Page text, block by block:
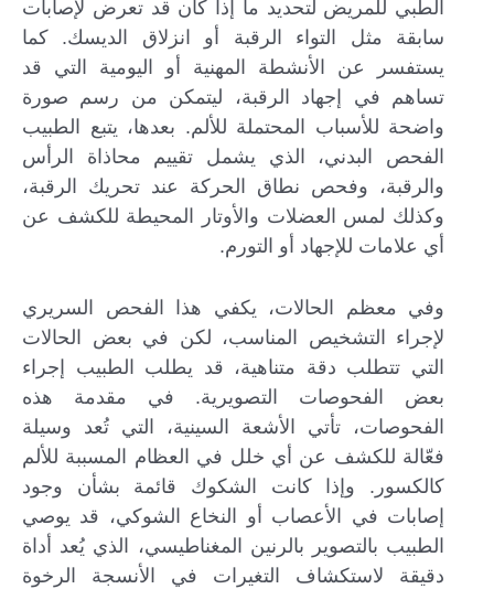
الطبي للمريض لتحديد ما إذا كان قد تعرض لإصابات
سابقة مثل التواء الرقبة أو انزلاق الديسك. كما
يستفسر عن الأنشطة المهنية أو اليومية التي قد
تساهم في إجهاد الرقبة، ليتمكن من رسم صورة
واضحة للأسباب المحتملة للألم. بعدها، يتبع الطبيب
الفحص البدني، الذي يشمل تقييم محاذاة الرأس
والرقبة، وفحص نطاق الحركة عند تحريك الرقبة،
وكذلك لمس العضلات والأوتار المحيطة للكشف عن
أي علامات للإجهاد أو التورم.
وفي معظم الحالات، يكفي هذا الفحص السريري
لإجراء التشخيص المناسب، لكن في بعض الحالات
التي تتطلب دقة متناهية، قد يطلب الطبيب إجراء
بعض الفحوصات التصويرية. في مقدمة هذه
الفحوصات، تأتي الأشعة السينية، التي تُعد وسيلة
فعّالة للكشف عن أي خلل في العظام المسببة للألم
كالكسور. وإذا كانت الشكوك قائمة بشأن وجود
إصابات في الأعصاب أو النخاع الشوكي، قد يوصي
الطبيب بالتصوير بالرنين المغناطيسي، الذي يُعد أداة
دقيقة لاستكشاف التغيرات في الأنسجة الرخوة